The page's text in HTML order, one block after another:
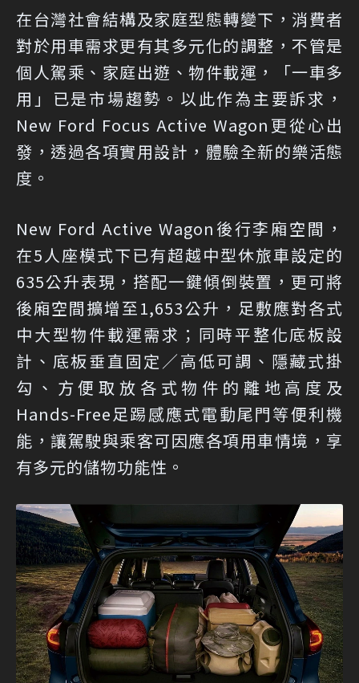
​在台灣社會結構及家庭型態轉變下，消費者
對於用車需求更有其多元化的調整，不管是
個人駕乘、家庭出遊、物件載運，「一車多
用」已是市場趨勢。以此作為主要訴求，
New Ford Focus Active Wagon更從心出
發，透過各項實用設計，體驗全新的樂活態
度。
New Ford Active Wagon後行李廂空間，
在5人座模式下已有超越中型休旅車設定的
635公升表現，搭配一鍵傾倒裝置，更可將
後廂空間擴增至1,653公升，足敷應對各式
中大型物件載運需求；同時平整化底板設
計、底板垂直固定／高低可調、隱藏式掛
勾、方便取放各式物件的離地高度及
Hands-Free足踢感應式電動尾門等便利機
能，讓駕駛與乘客可因應各項用車情境，享
有多元的儲物功能性。